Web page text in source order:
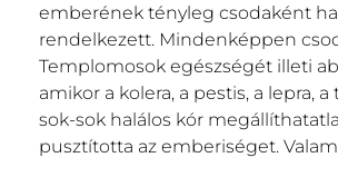
emberének tényleg csodaként
rendelkezett. Mindenképpen
Templomosok egészségét illeti
amikor a kolera, a pestis, a lepra,
sok-sok halálos kór
pusztította az emberiséget.